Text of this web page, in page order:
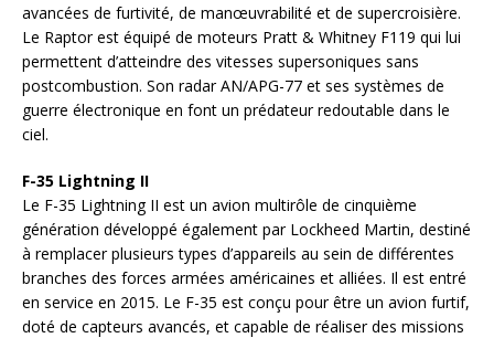
avancées de furtivité, de manœuvrabilité et de supercroisière.
Le Raptor est équipé de moteurs Pratt & Whitney F119 qui lui
permettent d’atteindre des vitesses supersoniques sans
postcombustion. Son radar AN/APG-77 et ses systèmes de
guerre électronique en font un prédateur redoutable dans le
ciel.
F-35 Lightning II
Le F-35 Lightning II est un avion multirôle de cinquième
génération développé également par Lockheed Martin, destiné
à remplacer plusieurs types d’appareils au sein de différentes
branches des forces armées américaines et alliées. Il est entré
en service en 2015. Le F-35 est conçu pour être un avion furtif,
doté de capteurs avancés, et capable de réaliser des missions